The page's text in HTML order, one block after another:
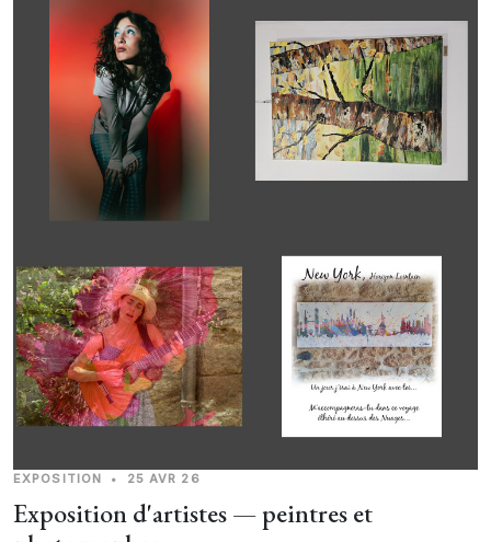
EXPOSITION • 25 AVR 26
Exposition d'artistes — peintres et